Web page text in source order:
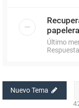
papelera
Último
Nuevo Tema